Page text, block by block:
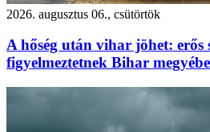
2026. augusztus 06., csütörtök
A hőség után vihar jöhet: erős
figyelmeztetnek Bihar